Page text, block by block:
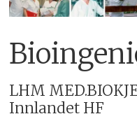
LHM
Innlandet HF